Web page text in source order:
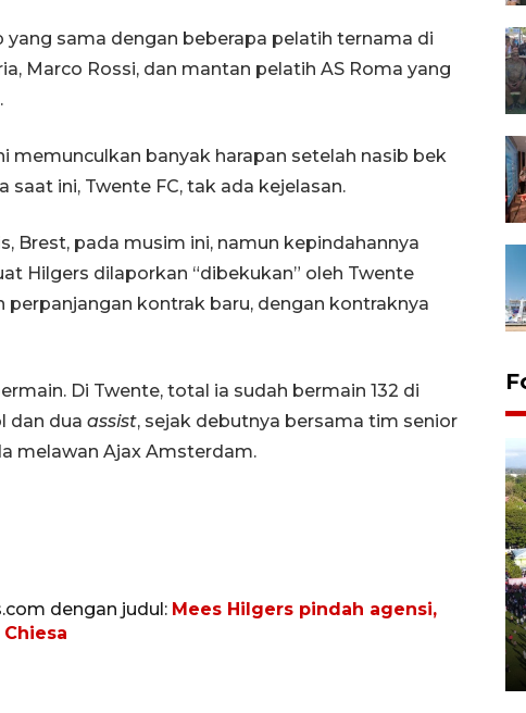
yang sama dengan beberapa pelatih ternama di
Marco Rossi, dan mantan pelatih AS Roma yang
memunculkan banyak harapan setelah nasib bek
ini, Twente FC, tak ada kejelasan.
Brest, pada musim ini, namun kepindahannya
Hilgers dilaporkan “dibekukan” oleh Twente
kontrak baru, dengan kontraknya
Di Twente, total ia sudah bermain 132 di
dan dua assist, sejak debutnya bersama tim senior
melawan Ajax Amsterdam.
dengan judul: Mees Hilgers pindah agensi,
REPUBLIK INDONESIA DI